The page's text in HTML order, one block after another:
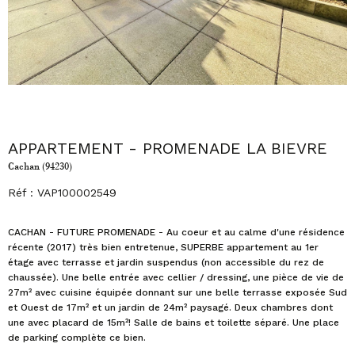
APPARTEMENT - PROMENADE LA BIEVRE
Cachan (94230)
Réf : VAP100002549
CACHAN - FUTURE PROMENADE - Au coeur et au calme d'une résidence
récente (2017) très bien entretenue, SUPERBE appartement au 1er
étage avec terrasse et jardin suspendus (non accessible du rez de
chaussée). Une belle entrée avec cellier / dressing, une pièce de vie de
27m² avec cuisine équipée donnant sur une belle terrasse exposée Sud
et Ouest de 17m² et un jardin de 24m² paysagé. Deux chambres dont
une avec placard de 15m²! Salle de bains et toilette séparé. Une place
de parking complète ce bien.